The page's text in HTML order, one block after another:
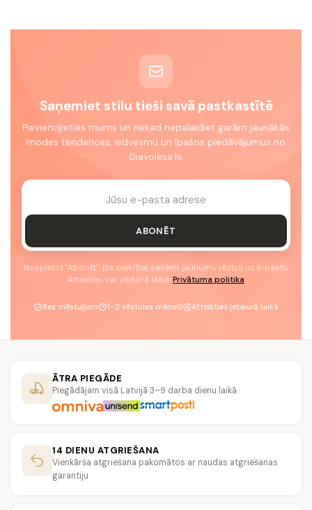
Saņemiet stilu tieši savā pastkastītē
Pievienojieties mums un nekad nepalaidiet garām jaunākās
modes tendences, iedvesmu un īpašos piedāvājumus no
Diavolesa.lv.
ABONĒT
Nospiežot "Abonēt", jūs piekrītat saņemt jaunumu vēstuli uz e-pastu.
Atteikties var jebkurā laikā. Privātuma politika
Bez mēstuļiem 1–2 vēstules mēnesī Atteikties jebkurā laikā
ĀTRA PIEGĀDE
Piegādājam visā Latvijā 3–9 darba dienu laikā
14 DIENU ATGRIEŠANA
Vienkārša atgriešana pakomātos ar naudas atgriešanas
garantiju